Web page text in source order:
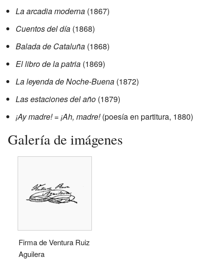
La arcadia moderna (1867)
Cuentos del día (1868)
Balada de Cataluña (1868)
El libro de la patria (1869)
La leyenda de Noche-Buena (1872)
Las estaciones del año (1879)
¡Ay madre! = ¡Ah, madre!(poesía en partitura, 1880)
Galería de imágenes
Firma de Ventura Ruiz
Aguilera